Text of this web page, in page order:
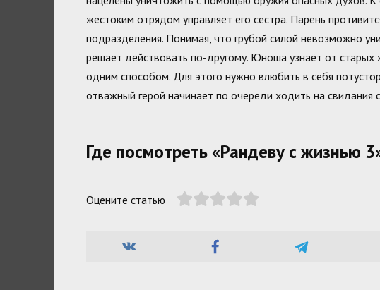
жестоким отрядом управляет его сестра. Парень
подразделения. Понимая, что грубой силой невозможно
решает действовать по-другому. Юноша узнаёт от
одним способом. Для этого нужно влюбить в себя
отважный герой начинает по очереди ходить на свидания
Где посмотреть «Рандеву с жизнью
Оцените статью